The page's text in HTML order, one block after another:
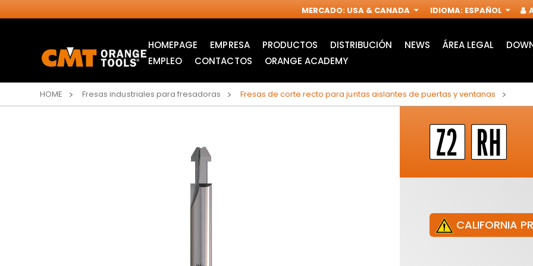
MERCADO: USA & CANADA IDIOMA: ESPAÑOL
HOMEPAGE EMPRESA PRODUCTOS
ACCESORIOS PARA
DISTRIBUCIÓN NEWS ÁREA LEGAL
EMPLEO
CONTACTOS ORANGE ACADEMY
HOME Fresas industriales para fresadoras Fresas de corte recto para juntas aislantes de puertas y ventanas
CALIFORNIA